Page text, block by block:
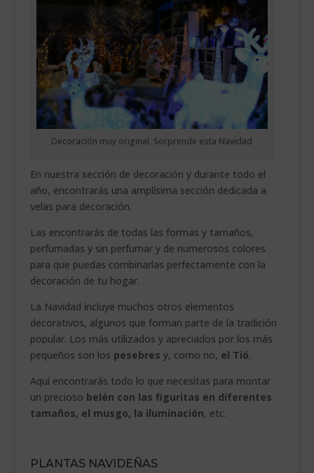
Decoración muy original. Sorprende esta Navidad
En nuestra sección de decoración y durante todo el
año, encontrarás una amplísima sección dedicada a
velas para decoración.
Las encontrarás de todas las formas y tamaños,
perfumadas y sin perfumar y de numerosos colores
para que puedas combinarlas perfectamente con la
decoración de tu hogar.
La Navidad incluye muchos otros elementos
decorativos, algunos que forman parte de la tradición
popular. Los más utilizados y apreciados por los más
pequeños son los pesebres y, como no, el Tió.
Aquí encontrarás todo lo que necesitas para montar
un precioso belén con las figuritas en diferentes
tamaños, el musgo, la iluminación, etc.
PLANTAS NAVIDEÑAS